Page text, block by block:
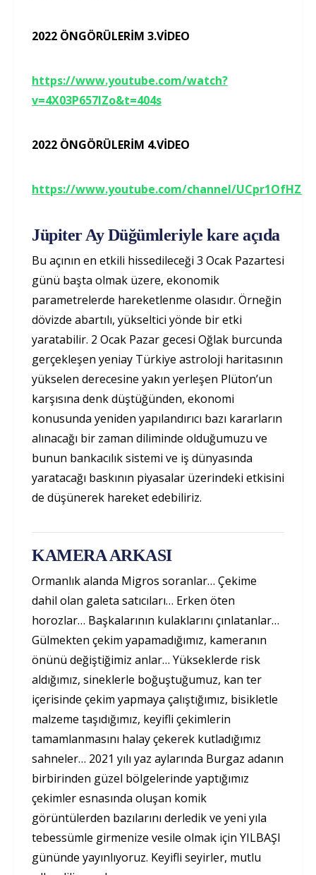
2022 ÖNGÖRÜLERİM 3.VİDEO
https://www.youtube.com/watch?
v=4X03P657IZo&t=404s
2022 ÖNGÖRÜLERİM 4.VİDEO
https://www.youtube.com/channel/
Jüpiter Ay Düğümleriyle kare açıda
Bu açının en etkili hissedileceği 3 Ocak Pazartesi
günü başta olmak üzere, ekonomik
parametrelerde hareketlenme olasıdır. Örneğin
dövizde abartılı, yükseltici yönde bir etki
yaratabilir. 2 Ocak Pazar gecesi Oğlak burcunda
gerçekleşen yeniay Türkiye astroloji haritasının
yükselen derecesine yakın yerleşen Plüton’un
karşısına denk düştüğünden, ekonomi
konusunda yeniden yapılandırıcı bazı kararların
alınacağı bir zaman diliminde olduğumuzu ve
bunun bankacılık sistemi ve iş dünyasında
yaratacağı baskının piyasalar üzerindeki etkisini
de düşünerek hareket edebiliriz.
KAMERA ARKASI
Ormanlık alanda Migros soranlar… Çekime
dahil olan galeta satıcıları… Erken öten
horozlar… Başkalarının kulaklarını çınlatanlar…
Gülmekten çekim yapamadığımız, kameranın
önünü değiştiğimiz anlar… Yükseklerde risk
aldığımız, sineklerle boğuştuğumuz, kan ter
içerisinde çekim yapmaya çalıştığımız, bisikletle
malzeme taşıdığımız, keyifli çekimlerin
tamamlanmasını halay çekerek kutladığımız
sahneler… 2021 yılı yaz aylarında Burgaz adanın
birbirinden güzel bölgelerinde yaptığımız
çekimler esnasında oluşan komik
görüntülerden bazılarını derledik ve yeni yıla
tebessümle girmenize vesile olmak için YILBAŞI
gününde yayınlıyoruz. Keyifli seyirler, mutlu